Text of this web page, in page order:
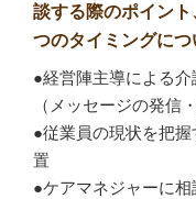
談する際のポイン
つのタイミングにつ
●経営陣主導による
（メッセージの発信
●従業員の現状を把
置
●ケアマネジャーに